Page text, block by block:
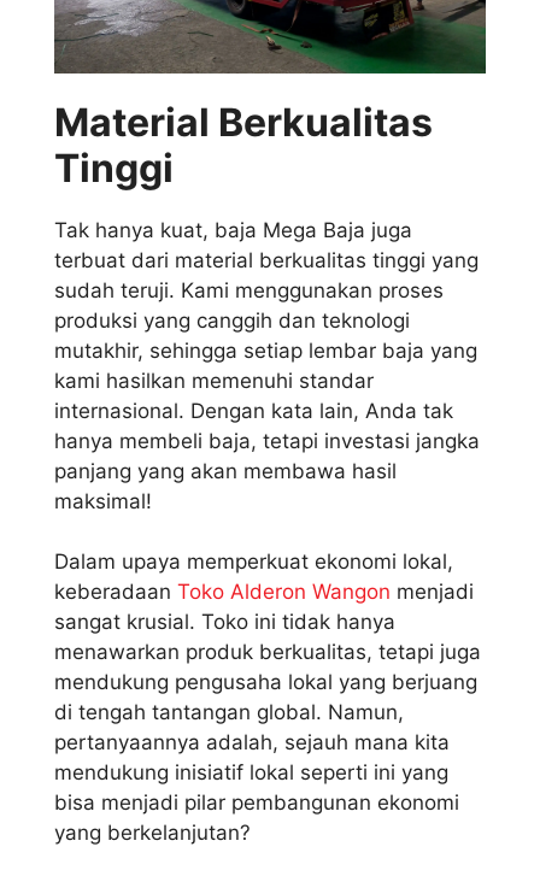
Material Berkualitas
Tinggi
Tak hanya kuat, baja Mega Baja juga
terbuat dari material berkualitas tinggi yang
sudah teruji. Kami menggunakan proses
produksi yang canggih dan teknologi
mutakhir, sehingga setiap lembar baja yang
kami hasilkan memenuhi standar
internasional. Dengan kata lain, Anda tak
hanya membeli baja, tetapi investasi jangka
panjang yang akan membawa hasil
maksimal!
Dalam upaya memperkuat ekonomi lokal,
keberadaan Toko Alderon Wangon menjadi
sangat krusial. Toko ini tidak hanya
menawarkan produk berkualitas, tetapi juga
mendukung pengusaha lokal yang berjuang
di tengah tantangan global. Namun,
pertanyaannya adalah, sejauh mana kita
mendukung inisiatif lokal seperti ini yang
bisa menjadi pilar pembangunan ekonomi
yang berkelanjutan?